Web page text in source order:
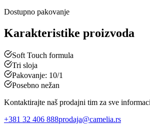
Dostupno pakovanje
Karakteristike proizvoda
Soft Touch formula
Tri sloja
Pakovanje: 10/1
Posebno nežan
Kontaktirajte naš prodajni tim za sve
+381 32 406 888prodaja@camelia.rs